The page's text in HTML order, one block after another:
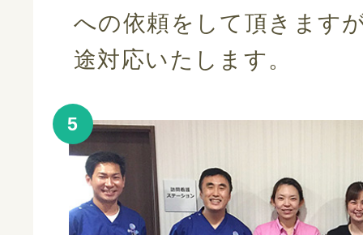
への依頼をして頂きます
途対応いたします。
5